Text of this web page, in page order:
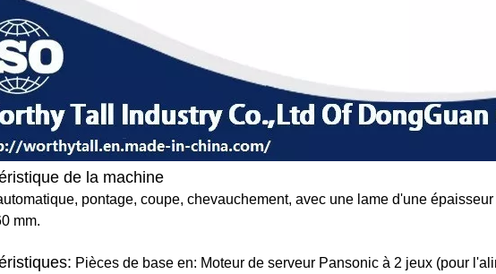
de la machine
pontage, coupe, chevauchement, avec une lame d'une
mm.
Pièces de base en: Moteur de serveur Pansonic à 2 jeux (pour